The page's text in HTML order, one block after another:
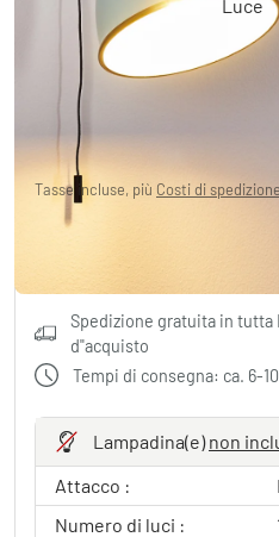
Catharine Applique
CHF 31.95
Tasse incluse, più Costi di spedizione
Spedizione gratuita in tutta
d"acquisto
Tempi di consegna: ca. 6-
Lampadina(e)non
Attacco :
Numero di luci :